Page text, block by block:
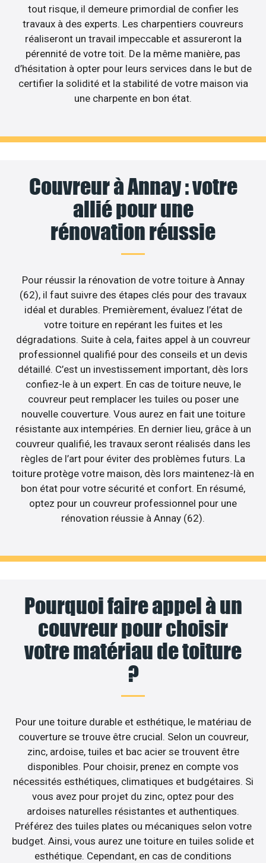
tout risque, il demeure primordial de confier les
travaux à des experts. Les charpentiers couvreurs
réaliseront un travail impeccable et assureront la
pérennité de votre toit. De la même manière, pas
d’hésitation à opter pour leurs services dans le but de
certifier la solidité et la stabilité de votre maison via
une charpente en bon état.
Couvreur à Annay : votre
allié pour une
rénovation réussie
Pour réussir la rénovation de votre toiture à Annay
(62), il faut suivre des étapes clés pour des travaux
idéal et durables. Premièrement, évaluez l’état de
votre toiture en repérant les fuites et les
dégradations. Suite à cela, faites appel à un couvreur
professionnel qualifié pour des conseils et un devis
détaillé. C’est un investissement important, dès lors
confiez-le à un expert. En cas de toiture neuve, le
couvreur peut remplacer les tuiles ou poser une
nouvelle couverture. Vous aurez en fait une toiture
résistante aux intempéries. En dernier lieu, grâce à un
couvreur qualifié, les travaux seront réalisés dans les
règles de l’art pour éviter des problèmes futurs. La
toiture protège votre maison, dès lors maintenez-là en
bon état pour votre sécurité et confort. En résumé,
optez pour un couvreur professionnel pour une
rénovation réussie à Annay (62).
Pourquoi faire appel à un
couvreur pour choisir
votre matériau de toiture
?
Pour une toiture durable et esthétique, le matériau de
couverture se trouve être crucial. Selon un couvreur,
zinc, ardoise, tuiles et bac acier se trouvent être
disponibles. Pour choisir, prenez en compte vos
nécessités esthétiques, climatiques et budgétaires. Si
vous avez pour projet du zinc, optez pour des
ardoises naturelles résistantes et authentiques.
Préférez des tuiles plates ou mécaniques selon votre
budget. Ainsi, vous aurez une toiture en tuiles solide et
esthétique. Cependant, en cas de conditions